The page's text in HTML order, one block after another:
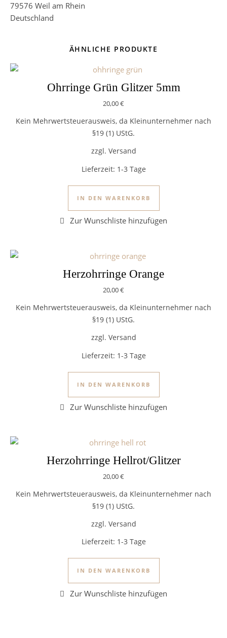
79576 Weil am Rhein
Deutschland
ÄHNLICHE PRODUKTE
Ohrringe Grün Glitzer 5mm
20,00€
Kein Mehrwertsteuerausweis, da Kleinunternehmer nach
§19 (1) UStG.
zzgl. Versand
Lieferzeit: 1-3 Tage
IN DEN WARENKORB
Herzohrringe Orange
20,00€
Kein Mehrwertsteuerausweis, da Kleinunternehmer nach
§19 (1) UStG.
zzgl. Versand
Lieferzeit: 1-3 Tage
IN DEN WARENKORB
Herzohrringe Hellrot/Glitzer
20,00€
Kein Mehrwertsteuerausweis, da Kleinunternehmer nach
§19 (1) UStG.
zzgl. Versand
Lieferzeit: 1-3 Tage
IN DEN WARENKORB